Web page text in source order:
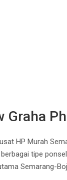
Graha
HP Murah
tipe
Semarang-